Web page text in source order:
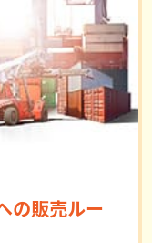
の販売ルー